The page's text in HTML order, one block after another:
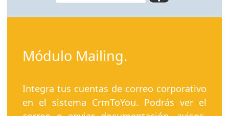
Módulo Mailing.
Integra tus cuentas de correo corporativo
en el sistema CrmToYou. Podrás ver el